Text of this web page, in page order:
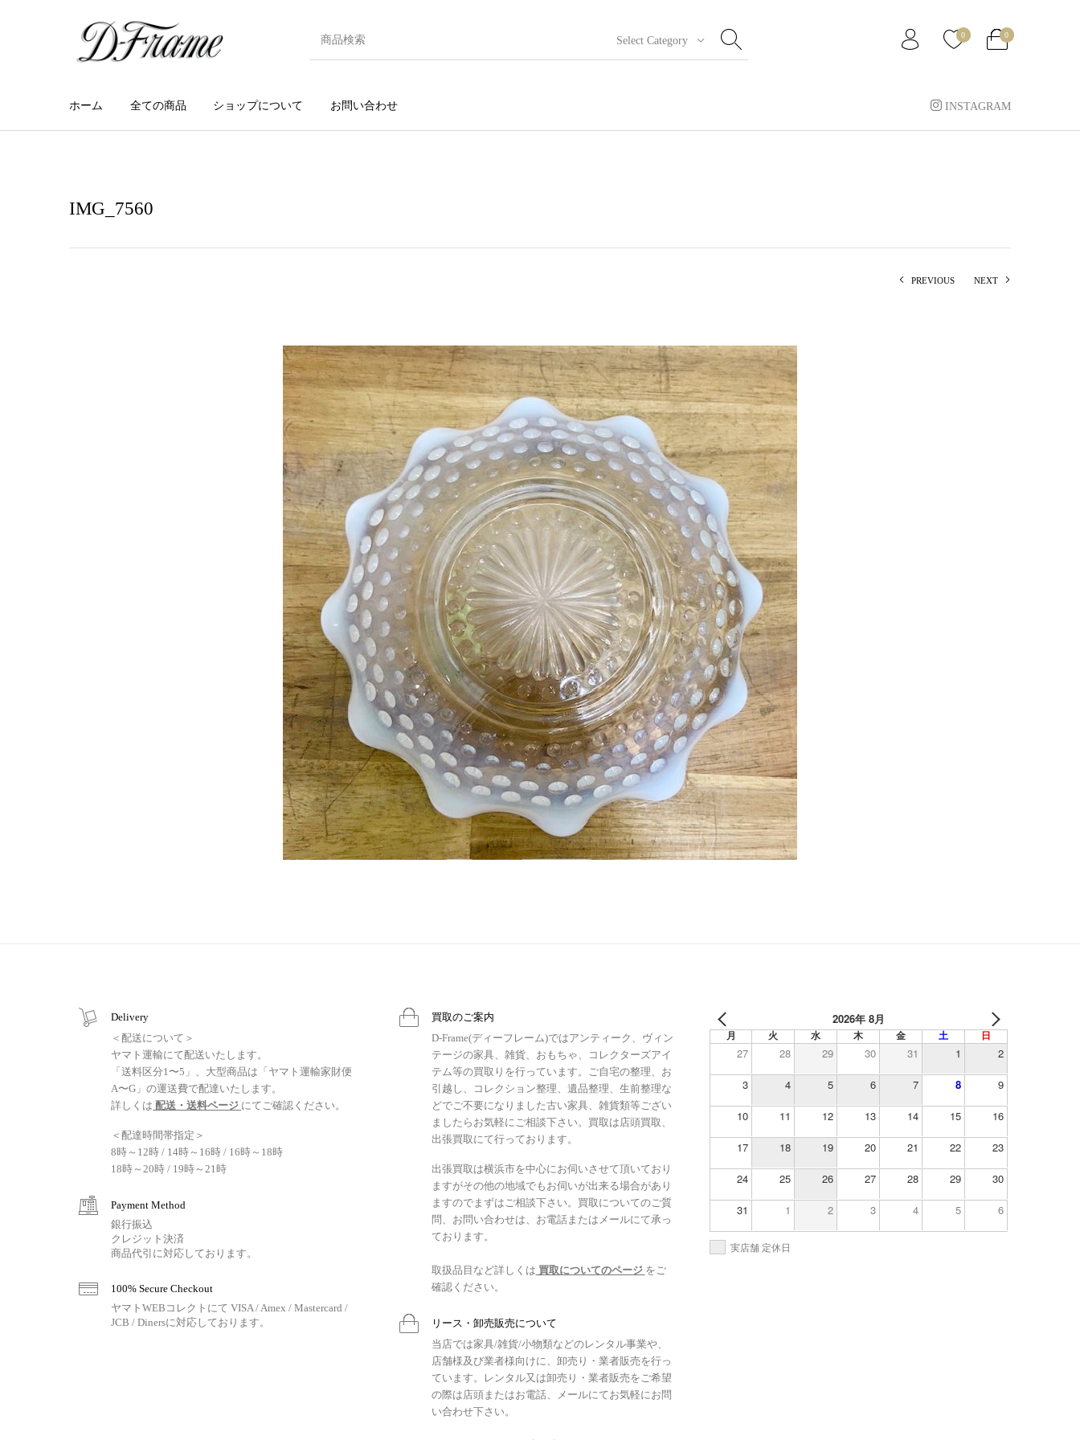
Select Category 0 0
ホーム 全ての商品 ショップについて お問い合わせ INSTAGRAM
IMG_7560
PREVIOUS NEXT
Delivery
＜配送について＞
ヤマト運輸にて配送いたします。
「送料区分1〜5」、大型商品は「ヤマト運輸家財便
A〜G」の運送費で配達いたします。
詳しくは 配送・送料ページ にてご確認ください。
＜配達時間帯指定＞
8時～12時 / 14時～16時 / 16時～18時
18時～20時 / 19時～21時
Payment Method
銀行振込
クレジット決済
商品代引に対応しております。
100% Secure Checkout
ヤマトWEBコレクトにて VISA / Amex / Mastercard /
JCB / Dinersに対応しております。
買取のご案内
D-Frame(ディーフレーム)ではアンティーク、ヴィン
テージの家具、雑貨、おもちゃ、コレクターズアイ
テム等の買取りを行っています。ご自宅の整理、お
引越し、コレクション整理、遺品整理、生前整理な
どでご不要になりました古い家具、雑貨類等ござい
ましたらお気軽にご相談下さい。買取は店頭買取、
出張買取にて行っております。
出張買取は横浜市を中心にお伺いさせて頂いており
ますがその他の地域でもお伺いが出来る場合があり
ますのでまずはご相談下さい。買取についてのご質
問、お問い合わせは、お電話またはメールにて承っ
ております。
取扱品目など詳しくは 買取についてのページ をご
確認ください。
リース・卸売販売について
当店では家具/雑貨/小物類などのレンタル事業や、
店舗様及び業者様向けに、卸売り・業者販売を行っ
ています。レンタル又は卸売り・業者販売をご希望
の際は店頭またはお電話、メールにてお気軽にお問
い合わせ下さい。
2026年 8月
月 火 水 木 金 土 日
27 28 29 30 31 1 2
3 4 5 6 7 8 9
10 11 12 13 14 15 16
17 18 19 20 21 22 23
24 25 26 27 28 29 30
31 1 2 3 4 5 6
実店舗 定休日